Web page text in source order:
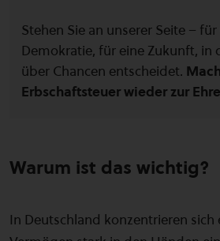
Stehen Sie an unserer Seite –
Demokratie, für eine Zukunft, in
über Chancen entscheidet.
Erbschaftsteuer wieder zur
Warum ist das wichtig?
In Deutschland konzentrieren